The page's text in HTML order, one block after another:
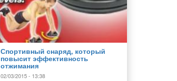
Спортивный снаряд, который
повысит эффективность
отжимания
02/03/2015 - 13:38